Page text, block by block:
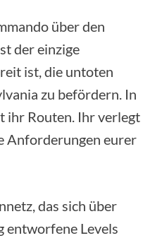
über den
der einzige
ist, die untoten
zu befördern. In
ihr Routen. Ihr verlegt
Anforderungen eurer
das sich über
entworfene Levels